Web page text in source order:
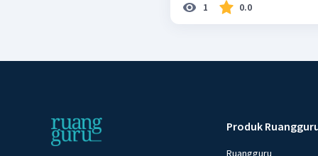
1 0.0
Produk
Ruangguru